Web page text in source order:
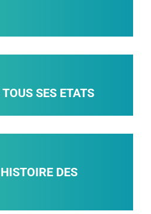
SES ETATS
DES